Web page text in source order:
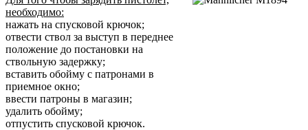
необходимо:
нажать на спусковой крючок;
отвести ствол за выступ в переднее
положение до постановки на
ствольную задержку;
вставить обойму с патронами в
приемное окно;
ввести патроны в магазин;
удалить обойму;
отпустить спусковой крючок.